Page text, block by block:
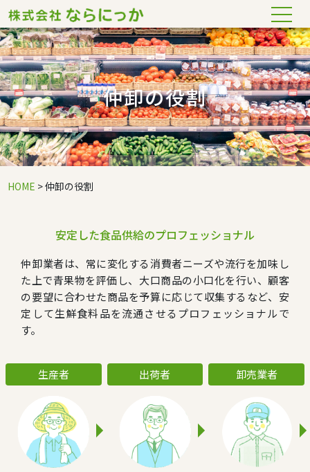
仲卸の役割
HOME > 仲卸の役割
安定した食品供給のプロフェッショナル
仲卸業者は、常に変化する消費者ニーズや流行を加味し
た上で青果物を評価し、大口商品の小口化を行い、顧客
の要望に合わせた商品を予算に応じて収集するなど、安
定して生鮮食料品を流通させるプロフェッショナルで
す。
生産者 出荷者 卸売業者